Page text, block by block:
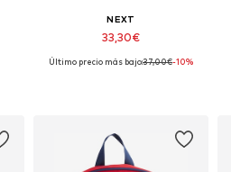
NEXT
33,30€
Tallas disponibles: One Size
Último precio más bajo:37,00€-10%